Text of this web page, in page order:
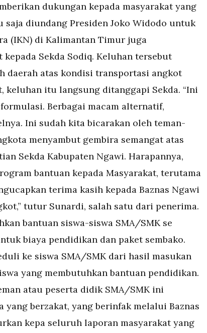
dukungan kepada masyarakat yang
saja diundang Presiden Joko Widodo untuk
(IKN) di Kalimantan Timur juga
Sekda Sodiq. Keluhan tersebut
daerah atas kondisi transportasi angkot
keluhan itu langsung ditanggapi Sekda. “Ini
Berbagai macam alternatif,
Ini sudah kita bicarakan oleh teman-
menyambut gembira semangat atas
Sekda Kabupaten Ngawi. Harapannya,
bantuan kepada Masyarakat, terutama
terima kasih kepada Baznas Ngawi
tutur Sunardi, salah satu dari penerima.
bantuan siswa-siswa SMA/SMK se
biaya pendidikan dan paket sembako.
ke siswa SMA/SMK dari hasil masukan
yang membutuhkan bantuan pendidikan.
atau peserta didik SMA/SMK ini
yang berzakat, yang berinfak melalui Baznas
kepa seluruh laporan masyarakat yang